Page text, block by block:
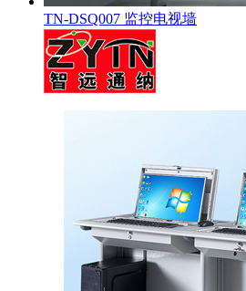
TN-DSQ007 监控电视墙